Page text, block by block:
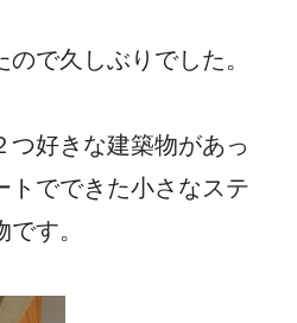
で久しぶりでした。
好きな建築物があっ
トでできた小さなステ
す。